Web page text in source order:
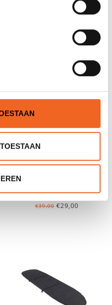
EGALIS TOERIST, STD.
€39,00€29,00